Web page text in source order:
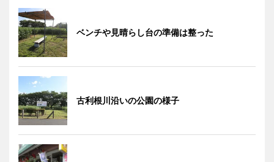
ベンチや見晴らし台の準備は整った
古利根川沿いの公園の様子